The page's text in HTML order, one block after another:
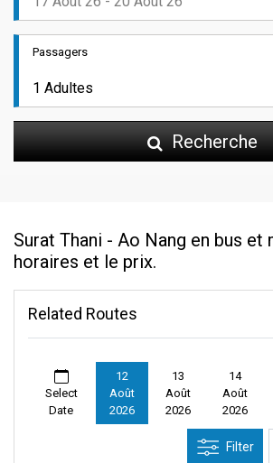
Passagers
Recherche
Surat Thani - Ao Nang en bus et
horaires et le prix.
Related Routes
Select
Date
12
Août
2026
13
Août
2026
14
Août
2026
Filter